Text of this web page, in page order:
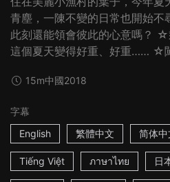
青塵，一陳不變的日常也開始不
此刻還能領會彼此的心意嗎？ ☆
這個夏天變得好重、好重…… ☆
15m中國2018
字幕
English
繁體中文 简体中
Tiếng Việt ภาษาไทย 日